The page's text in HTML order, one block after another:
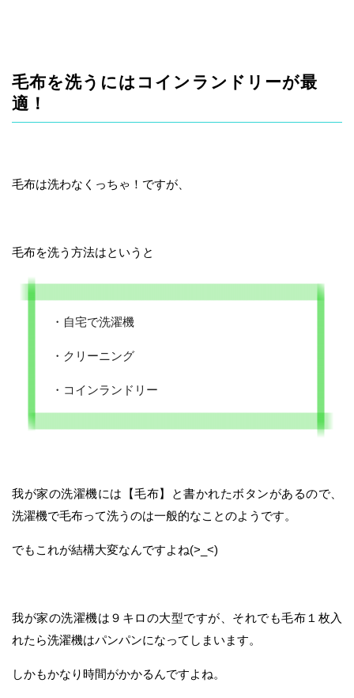
毛布を洗うにはコインランドリーが最
適！
毛布は洗わなくっちゃ！ですが、
毛布を洗う方法はというと
・自宅で洗濯機
・クリーニング
・コインランドリー
我が家の洗濯機には【毛布】と書かれたボタンがあるので、
洗濯機で毛布って洗うのは一般的なことのようです。
でもこれが結構大変なんですよね(>_<)
我が家の洗濯機は９キロの大型ですが、それでも毛布１枚入
れたら洗濯機はパンパンになってしまいます。
しかもかなり時間がかかるんですよね。